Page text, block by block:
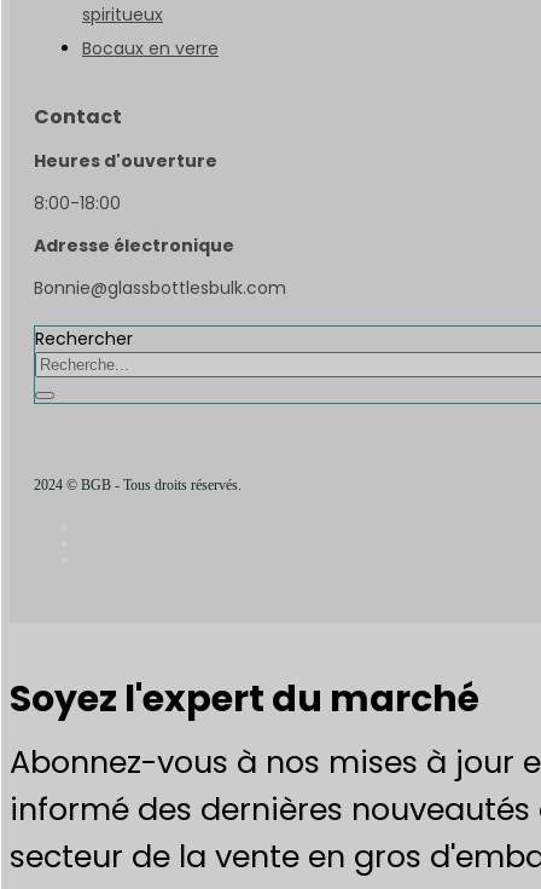
spiritueux
Bocaux en verre
Contact
Heures d'ouverture
8:00-18:00
Adresse électronique
Bonnie@glassbottlesbulk.com
Rechercher
2024 © BGB - Tous droits réservés.
Soyez l'expert du marché
Abonnez-vous à nos mises à jour
informé des dernières nouveautés
secteur de la vente en gros